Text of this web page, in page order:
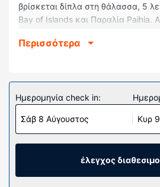
βρίσκεται δίπλα στη θάλασσα, 5
Bay of Islands και Παραλία Paihia.
Παύλου και 0,9 χλμ. από: Αποβάθρα
Νιώστε σαν στο σπίτι σας σε ένα
κλιματιζόμενα δωμάτια, όπου θα
παροχή: ψυγείο. Με τη δωρεάν
πρόσβαση στο ίντερνετ θα είστε
διασκέδασή σας προσφέρονται
Τα ιδιωτικά μπάνια με ντουζιέρες
προϊόντα προσωπικής περιποίησης
Περισσότερα
Ημερομηνία check in:
Σάβ 8 Αύγουστος Κυρ
έλεγχος